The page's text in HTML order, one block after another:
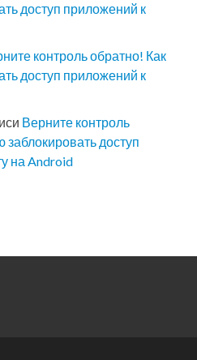
доступ приложений к
контроль обратно! Как
доступ приложений к
Верните контроль
доступ
на Android